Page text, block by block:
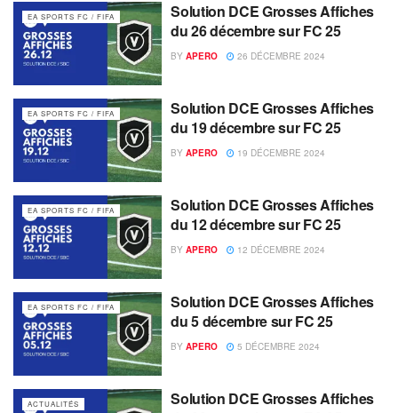
EA SPORTS FC / FIFA
Solution DCE Grosses Affiches
du 26 décembre sur FC 25
BY APERO 26 DÉCEMBRE 2024
EA SPORTS FC / FIFA
Solution DCE Grosses Affiches
du 19 décembre sur FC 25
BY APERO 19 DÉCEMBRE 2024
EA SPORTS FC / FIFA
Solution DCE Grosses Affiches
du 12 décembre sur FC 25
BY APERO 12 DÉCEMBRE 2024
EA SPORTS FC / FIFA
Solution DCE Grosses Affiches
du 5 décembre sur FC 25
BY APERO 5 DÉCEMBRE 2024
ACTUALITÉS
Solution DCE Grosses Affiches